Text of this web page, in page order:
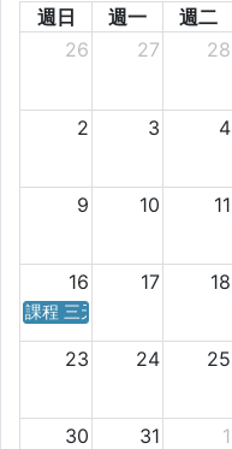
週日 週一 週二
26
27 28
2 3 4
9 10 11
16 17 18
課程 三天／六天 時間表
23 24 25
30 31 1